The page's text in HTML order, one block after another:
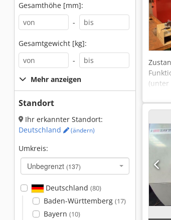
Gesamthöhe [mm]:
-
Gesamtgewicht [kg]:
-
Mehr anzeigen
Standort
Ihr erkannter Standort:
Deutschland
(ändern)
Umkreis:
Unbegrenzt (137)
Deutschland (80)
Baden-Württemberg (17)
Bayern (10)
(unter